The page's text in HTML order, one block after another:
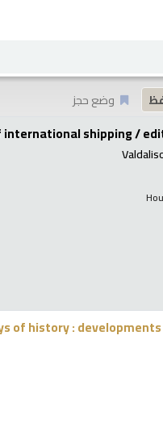
وضع حجز
international shipping /
of history :